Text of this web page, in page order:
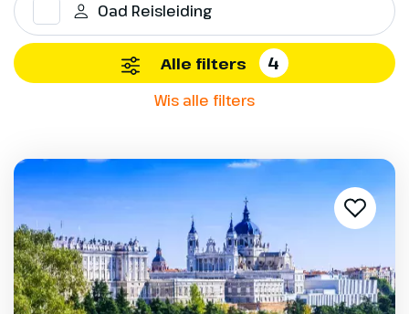
Oad Reisleiding
Alle filters 4
Wis alle filters